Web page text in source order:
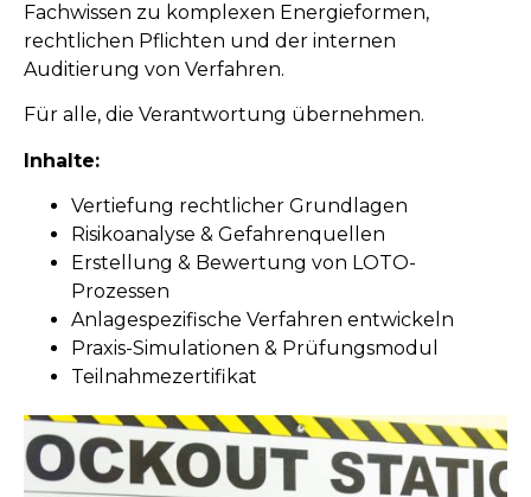
Fachwissen zu komplexen Energieformen,
rechtlichen Pflichten und der internen
Auditierung von Verfahren.
Für alle, die Verantwortung übernehmen.
Inhalte:
Vertiefung rechtlicher Grundlagen
Risikoanalyse & Gefahrenquellen
Erstellung & Bewertung von LOTO-
Prozessen
Anlagespezifische Verfahren entwickeln
Praxis-Simulationen & Prüfungsmodul
Teilnahmezertifikat